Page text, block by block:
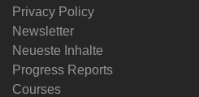
Privacy Policy
Newsletter
Neueste Inhalte
Progress Reports
Courses